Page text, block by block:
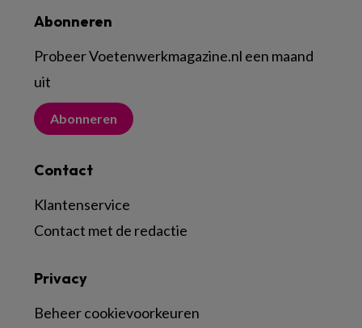
Abonneren
Probeer Voetenwerkmagazine.nl een maand
uit
Abonneren
Contact
Klantenservice
Contact met de redactie
Privacy
Beheer cookievoorkeuren